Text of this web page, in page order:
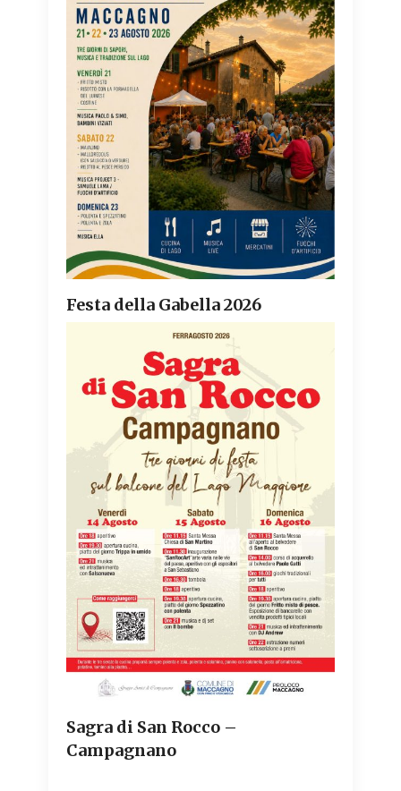
Festa della Gabella 2026
Sagra di San Rocco –
Campagnano